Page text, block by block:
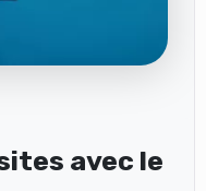
avec le